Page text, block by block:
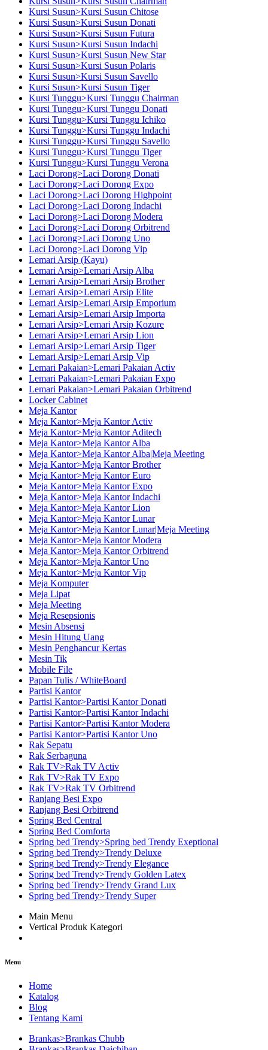
Kursi Susun>Kursi Susun Chitose
Kursi Susun>Kursi Susun Donati
Kursi Susun>Kursi Susun Futura
Kursi Susun>Kursi Susun Indachi
Kursi Susun>Kursi Susun New Star
Kursi Susun>Kursi Susun Polaris
Kursi Susun>Kursi Susun Savello
Kursi Susun>Kursi Susun Tiger
Kursi Tunggu>Kursi Tunggu Chairman
Kursi Tunggu>Kursi Tunggu Donati
Kursi Tunggu>Kursi Tunggu Ichiko
Kursi Tunggu>Kursi Tunggu Indachi
Kursi Tunggu>Kursi Tunggu Savello
Kursi Tunggu>Kursi Tunggu Tiger
Kursi Tunggu>Kursi Tunggu Verona
Laci Dorong>Laci Dorong Donati
Laci Dorong>Laci Dorong Expo
Laci Dorong>Laci Dorong Highpoint
Laci Dorong>Laci Dorong Indachi
Laci Dorong>Laci Dorong Modera
Laci Dorong>Laci Dorong Orbitrend
Laci Dorong>Laci Dorong Uno
Laci Dorong>Laci Dorong Vip
Lemari Arsip (Kayu)
Lemari Arsip>Lemari Arsip Alba
Lemari Arsip>Lemari Arsip Brother
Lemari Arsip>Lemari Arsip Elite
Lemari Arsip>Lemari Arsip Emporium
Lemari Arsip>Lemari Arsip Importa
Lemari Arsip>Lemari Arsip Kozure
Lemari Arsip>Lemari Arsip Lion
Lemari Arsip>Lemari Arsip Tiger
Lemari Arsip>Lemari Arsip Vip
Lemari Pakaian>Lemari Pakaian Activ
Lemari Pakaian>Lemari Pakaian Expo
Lemari Pakaian>Lemari Pakaian Orbitrend
Locker Cabinet
Meja Kantor
Meja Kantor>Meja Kantor Activ
Meja Kantor>Meja Kantor Aditech
Meja Kantor>Meja Kantor Alba
Meja Kantor>Meja Kantor Alba|Meja Meeting
Meja Kantor>Meja Kantor Brother
Meja Kantor>Meja Kantor Euro
Meja Kantor>Meja Kantor Expo
Meja Kantor>Meja Kantor Indachi
Meja Kantor>Meja Kantor Lion
Meja Kantor>Meja Kantor Lunar
Meja Kantor>Meja Kantor Lunar|Meja Meeting
Meja Kantor>Meja Kantor Modera
Meja Kantor>Meja Kantor Orbitrend
Meja Kantor>Meja Kantor Uno
Meja Kantor>Meja Kantor Vip
Meja Komputer
Meja Lipat
Meja Meeting
Meja Resepsionis
Mesin Absensi
Mesin Hitung Uang
Mesin Penghancur Kertas
Mesin Tik
Mobile File
Papan Tulis / WhiteBoard
Partisi Kantor
Partisi Kantor>Partisi Kantor Donati
Partisi Kantor>Partisi Kantor Indachi
Partisi Kantor>Partisi Kantor Modera
Partisi Kantor>Partisi Kantor Uno
Rak Sepatu
Rak Serbaguna
Rak TV>Rak TV Activ
Rak TV>Rak TV Expo
Rak TV>Rak TV Orbitrend
Ranjang Besi Expo
Ranjang Besi Orbitrend
Spring Bed Central
Spring Bed Comforta
Spring bed Trendy>Spring bed Trendy Exeptional
Spring bed Trendy>Trendy Deluxe
Spring bed Trendy>Trendy Elegance
Spring bed Trendy>Trendy Golden Latex
Spring bed Trendy>Trendy Grand Lux
Spring bed Trendy>Trendy Super
Main Menu
Vertical Produk Kategori
Menu
Home
Katalog
Blog
Tentang Kami
Brankas>Brankas Chubb